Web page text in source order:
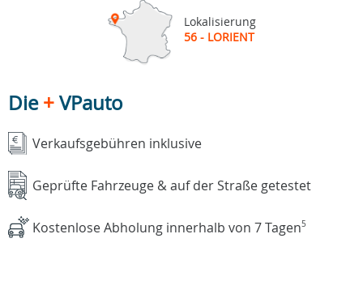
Lokalisierung
56 - LORIENT
Die+VPauto
Verkaufsgebühren inklusive
Geprüfte Fahrzeuge & auf der Straße getestet
Kostenlose Abholung innerhalb von 7 Tagen5